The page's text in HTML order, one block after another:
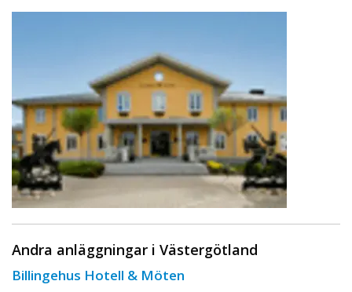
Andra anläggningar i Västergötland
Billingehus Hotell & Möten